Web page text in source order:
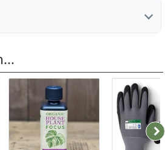
kvm är denna modell aningen
än vanlig fiberduk som brukar
hel eller klipps i lämpliga